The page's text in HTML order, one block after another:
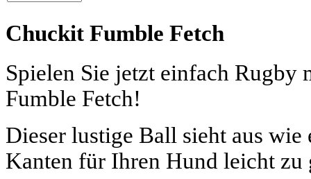
Chuckit Fumble Fetch
Spielen Sie jetzt einfach
Fumble Fetch!
Dieser lustige Ball sieht aus
Kanten für Ihren Hund leicht zu